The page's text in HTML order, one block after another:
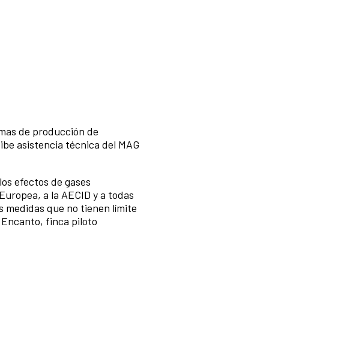
de producción de
asistencia técnica del MAG
efectos de gases
a la AECID y a todas
medidas que no tienen límite
finca piloto